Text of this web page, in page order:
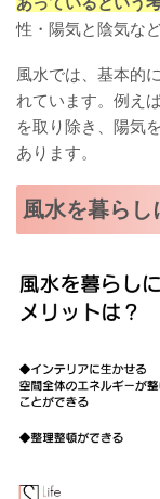
性・陽気と陰気な
風水では、基本的に
れています。例え
を取り除き、陽気
あります。
風水を暮らし